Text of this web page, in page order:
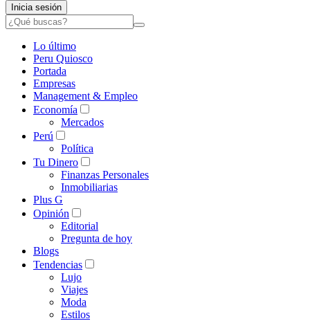
Inicia sesión
Lo último
Peru Quiosco
Portada
Empresas
Management & Empleo
Economía
Mercados
Perú
Política
Tu Dinero
Finanzas Personales
Inmobiliarias
Plus G
Opinión
Editorial
Pregunta de hoy
Blogs
Tendencias
Lujo
Viajes
Moda
Estilos